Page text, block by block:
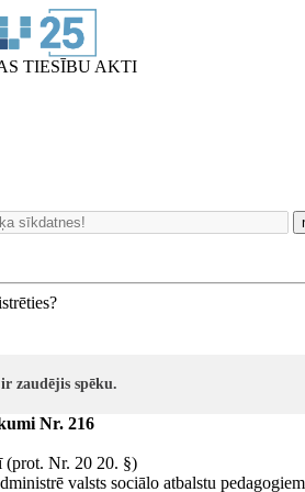
TIESĪBU AKTI
zaudējis spēku.
Nr. 216
(prot. Nr. 20 20. §)
valsts sociālo atbalstu pedagogiem